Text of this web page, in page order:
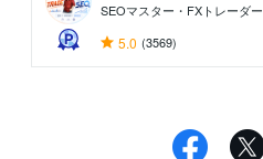
SEOマスター・FXトレーダー
5.0 (3569)